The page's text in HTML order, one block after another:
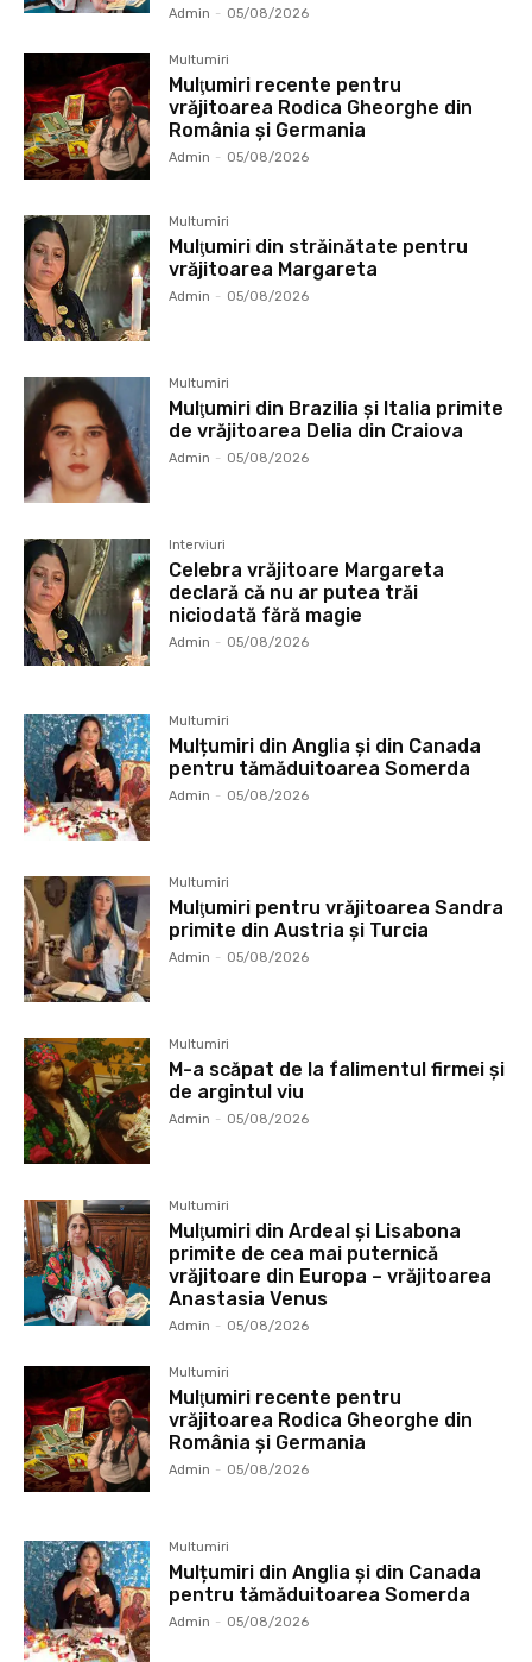
Admin - 05/08/2026
Multumiri
Mulţumiri recente pentru
vrăjitoarea Rodica Gheorghe din
România și Germania
Admin - 05/08/2026
Multumiri
Mulţumiri din străinătate pentru
vrăjitoarea Margareta
Admin - 05/08/2026
Multumiri
Mulţumiri din Brazilia și Italia primite
de vrăjitoarea Delia din Craiova
Admin - 05/08/2026
Interviuri
Celebra vrăjitoare Margareta
declară că nu ar putea trăi
niciodată fără magie
Admin - 05/08/2026
Multumiri
Mulțumiri din Anglia și din Canada
pentru tămăduitoarea Somerda
Admin - 05/08/2026
Multumiri
Mulţumiri pentru vrăjitoarea Sandra
primite din Austria și Turcia
Admin - 05/08/2026
Multumiri
M-a scăpat de la falimentul firmei și
de argintul viu
Admin - 05/08/2026
Multumiri
Mulţumiri din Ardeal și Lisabona
primite de cea mai puternică
vrăjitoare din Europa – vrăjitoarea
Anastasia Venus
Admin - 05/08/2026
Multumiri
Mulţumiri recente pentru
vrăjitoarea Rodica Gheorghe din
România și Germania
Admin - 05/08/2026
Multumiri
Mulțumiri din Anglia și din Canada
pentru tămăduitoarea Somerda
Admin - 05/08/2026